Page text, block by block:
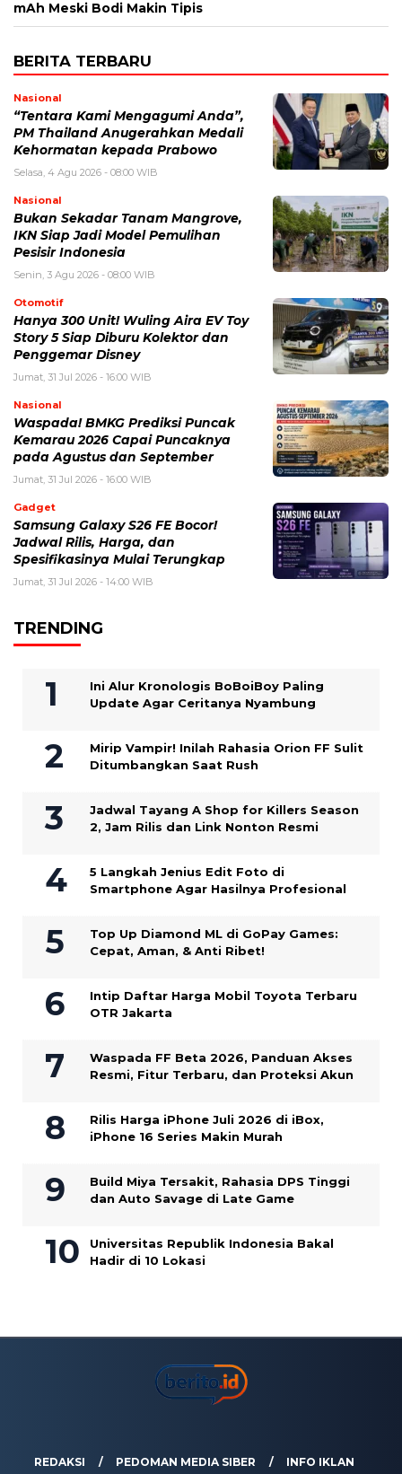
mAh Meski Bodi Makin Tipis
BERITA TERBARU
Nasional
“Tentara Kami Mengagumi Anda”,
PM Thailand Anugerahkan Medali
Kehormatan kepada Prabowo
Selasa, 4 Agu 2026 - 08:00 WIB
Nasional
Bukan Sekadar Tanam Mangrove,
IKN Siap Jadi Model Pemulihan
Pesisir Indonesia
Senin, 3 Agu 2026 - 08:00 WIB
Otomotif
Hanya 300 Unit! Wuling Aira EV Toy
Story 5 Siap Diburu Kolektor dan
Penggemar Disney
Jumat, 31 Jul 2026 - 16:00 WIB
Nasional
Waspada! BMKG Prediksi Puncak
Kemarau 2026 Capai Puncaknya
pada Agustus dan September
Jumat, 31 Jul 2026 - 16:00 WIB
Gadget
Samsung Galaxy S26 FE Bocor!
Jadwal Rilis, Harga, dan
Spesifikasinya Mulai Terungkap
Jumat, 31 Jul 2026 - 14:00 WIB
TRENDING
Ini Alur Kronologis BoBoiBoy Paling
Update Agar Ceritanya Nyambung
Mirip Vampir! Inilah Rahasia Orion FF Sulit
Ditumbangkan Saat Rush
Jadwal Tayang A Shop for Killers Season
2, Jam Rilis dan Link Nonton Resmi
5 Langkah Jenius Edit Foto di
Smartphone Agar Hasilnya Profesional
Top Up Diamond ML di GoPay Games:
Cepat, Aman, & Anti Ribet!
Intip Daftar Harga Mobil Toyota Terbaru
OTR Jakarta
Waspada FF Beta 2026, Panduan Akses
Resmi, Fitur Terbaru, dan Proteksi Akun
Rilis Harga iPhone Juli 2026 di iBox,
iPhone 16 Series Makin Murah
Build Miya Tersakit, Rahasia DPS Tinggi
dan Auto Savage di Late Game
Universitas Republik Indonesia Bakal
Hadir di 10 Lokasi
REDAKSI PEDOMAN MEDIA SIBER INFO IKLAN